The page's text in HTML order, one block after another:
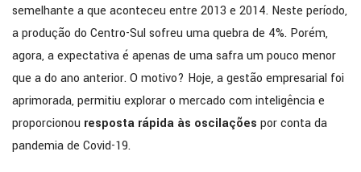
semelhante a que aconteceu entre 2013 e 2014. Neste período,
a produção do Centro-Sul sofreu uma quebra de 4%. Porém,
agora, a expectativa é apenas de uma safra um pouco menor
que a do ano anterior. O motivo? Hoje, a gestão empresarial foi
aprimorada, permitiu explorar o mercado com inteligência e
proporcionou resposta rápida às oscilações por conta da
pandemia de Covid-19.